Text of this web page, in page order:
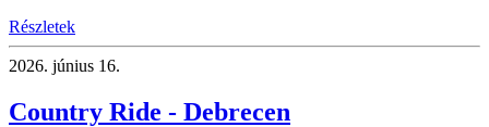
Részletek
2026. június 16.
Country Ride - Debrecen